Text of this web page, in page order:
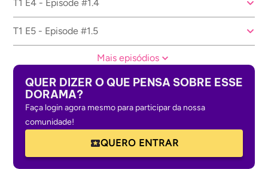
T1 E4 - Episode #1.4
T1 E5 - Episode #1.5
Mais episódios
QUER DIZER O QUE PENSA SOBRE ESSE
DORAMA?
Faça login agora mesmo para participar da nossa
comunidade!
QUERO ENTRAR